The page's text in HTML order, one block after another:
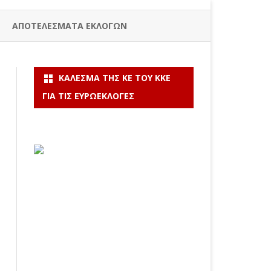
ΑΠΟΤΕΛΕΣΜΑΤΑ ΕΚΛΟΓΩΝ
ΚΆΛΕΣΜΑ ΤΗΣ ΚΕ ΤΟΥ ΚΚΕ
ΓΙΑ ΤΙΣ ΕΥΡΩΕΚΛΟΓΈΣ